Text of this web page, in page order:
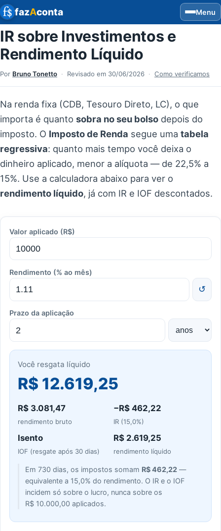
fazAconta Menu
IR sobre Investimentos e
Rendimento Líquido
Por Bruno Tonetto · Revisado em 30/06/2026 · Como verificamos
Na renda fixa (CDB, Tesouro Direto, LC), o que
importa é quanto sobra no seu bolso depois do
imposto. O Imposto de Renda segue uma tabela
regressiva: quanto mais tempo você deixa o
dinheiro aplicado, menor a alíquota — de 22,5% a
15%. Use a calculadora abaixo para ver o
rendimento líquido, já com IR e IOF descontados.
Valor aplicado (R$)
Rendimento (% ao mês)
↺
Prazo da aplicação
Você resgata líquido
R$ 12.619,25
R$ 3.081,47
rendimento bruto
−R$ 462,22
IR (15,0%)
Isento
IOF (resgate após 30 dias)
R$ 2.619,25
rendimento líquido
Em730 dias, os impostos somam R$ 462,22 —
equivalente a 15,0% do rendimento. O IR e o IOF
incidem só sobre o lucro, nunca sobre os
R$ 10.000,00 aplicados.